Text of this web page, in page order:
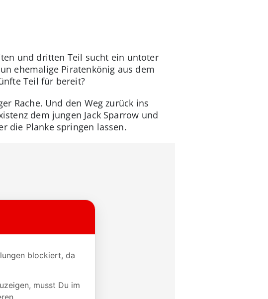
und dritten Teil sucht ein untoter
ehemalige Piratenkönig aus dem
Teil für bereit?
Rache. Und den Weg zurück ins
dem jungen Jack Sparrow und
die Planke springen lassen.